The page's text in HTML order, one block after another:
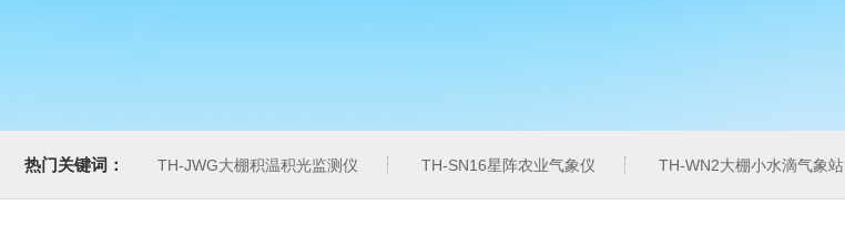
热门关键词： TH-JWG大棚积温积光监测仪 TH-SN16星阵农业气象仪 TH-WN2大棚小水滴气象站